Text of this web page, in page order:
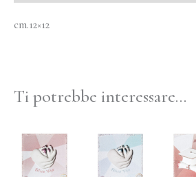
cm.12×12
Ti potrebbe interessare…